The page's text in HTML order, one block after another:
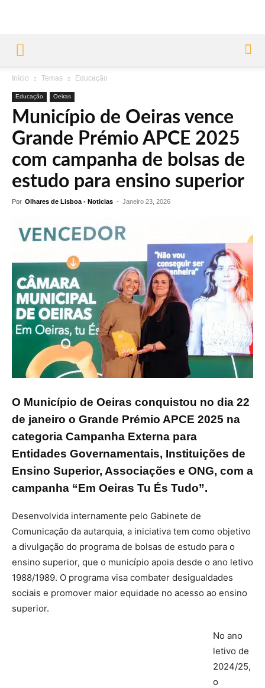
Início Temas Educação
Educação Oeiras
Município de Oeiras vence
Grande Prémio APCE 2025
com campanha de bolsas de
estudo para ensino superior
Por Olhares de Lisboa - Noticias - Janeiro 23, 2026
O Município de Oeiras conquistou no dia 22
de janeiro o Grande Prémio APCE 2025 na
categoria Campanha Externa para
Entidades Governamentais, Instituições de
Ensino Superior, Associações e ONG, com a
campanha “Em Oeiras Tu És Tudo”.
Desenvolvida internamente pelo Gabinete de
Comunicação da autarquia, a iniciativa tem como objetivo
a divulgação do programa de bolsas de estudo para o
ensino superior, que o município apoia desde o ano letivo
1988/1989. O programa visa combater desigualdades
sociais e promover maior equidade no acesso ao ensino
superior.
No ano
letivo de
2024/25,
o